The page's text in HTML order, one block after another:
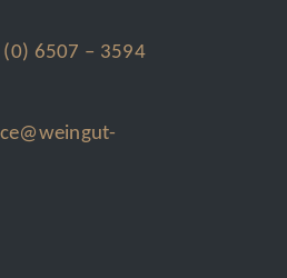
(0) 6507 – 3594